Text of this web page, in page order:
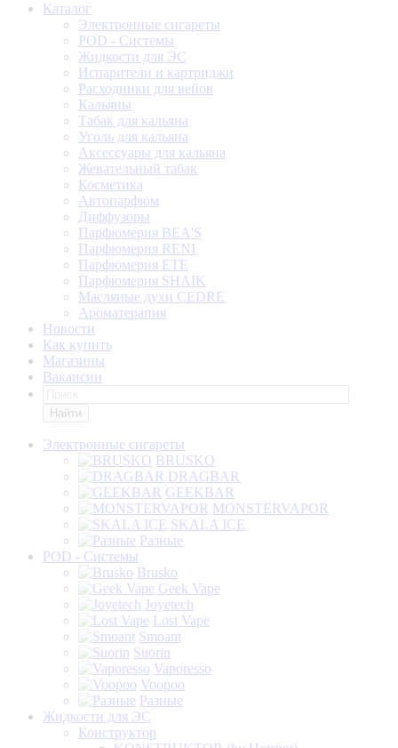
Каталог
Электронные сигареты
POD - Системы
Жидкости для ЭС
Испарители и картриджи
Расходники для вейов
Кальяны
Табак для кальяна
Уголь для кальяна
Аксессуары для кальяна
Жевательный табак
Косметика
Автопарфюм
Диффузоры
Парфюмерия BEA'S
Парфюмерия RENI
Парфюмерия ETE
Парфюмерия SHAIK
Масляные духи CEDRE
Ароматерапия
Новости
Как купить
Магазины
Вакансии
Найти
Электронные сигареты
BRUSKO
DRAGBAR
GEEKBAR
MONSTERVAPOR
SKALA ICE
Разные
POD - Системы
Brusko
Geek Vape
Joyetech
Lost Vape
Smoant
Suorin
Vaporesso
Voopoo
Разные
Жидкости для ЭС
Конструктор